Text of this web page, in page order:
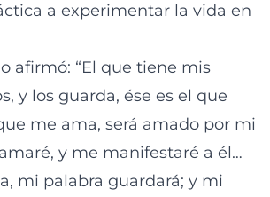
a experimentar la vida en
afirmó: “El que tiene mis
y los guarda, ése es el que
me ama, será amado por mi
y me manifestaré a él…
mi palabra guardará; y mi